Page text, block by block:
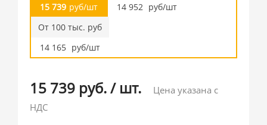
15 739 руб/шт
14 952 руб/шт
От 100 тыс. руб
14 165 руб/шт
15 739 руб./ шт.
Цена указана с
НДС